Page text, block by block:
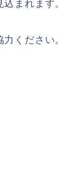
まれます。
ください。